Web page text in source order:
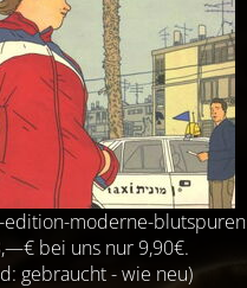
edition-moderne-blutspuren
bei uns nur 9,90€.
gebraucht - wie neu)